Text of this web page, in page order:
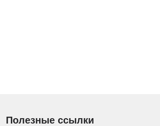
Полезные ссылки